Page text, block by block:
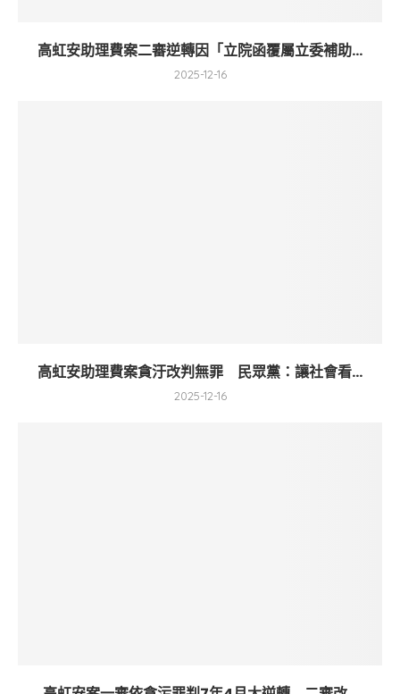
高虹安助理費案二審逆轉因「立院函覆屬立委補助...
2025-12-16
高虹安助理費案貪汙改判無罪 民眾黨：讓社會看...
2025-12-16